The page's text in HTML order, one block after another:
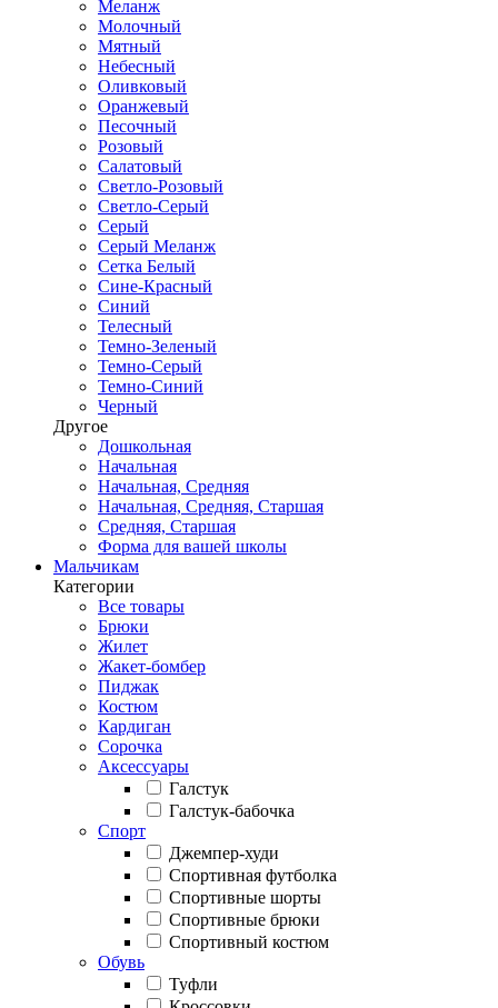
Меланж
Молочный
Мятный
Небесный
Оливковый
Оранжевый
Песочный
Розовый
Салатовый
Светло-Розовый
Светло-Серый
Серый
Серый Меланж
Сетка Белый
Сине-Красный
Синий
Телесный
Темно-Зеленый
Темно-Серый
Темно-Синий
Черный
Другое
Дошкольная
Начальная
Начальная, Средняя
Начальная, Средняя, Старшая
Средняя, Старшая
Форма для вашей школы
Мальчикам
Категории
Все товары
Брюки
Жилет
Жакет-бомбер
Пиджак
Костюм
Кардиган
Сорочка
Аксессуары
Галстук
Галстук-бабочка
Спорт
Джемпер-худи
Спортивная футболка
Спортивные шорты
Спортивные брюки
Спортивный костюм
Обувь
Туфли